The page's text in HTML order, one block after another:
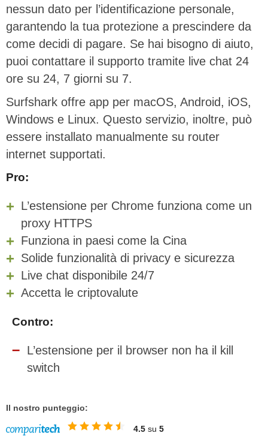
nessun dato per l’identificazione personale,
garantendo la tua protezione a prescindere da
come decidi di pagare. Se hai bisogno di aiuto,
puoi contattare il supporto tramite live chat 24
ore su 24, 7 giorni su 7.
Surfshark offre app per macOS, Android, iOS,
Windows e Linux. Questo servizio, inoltre, può
essere installato manualmente su router
internet supportati.
Pro:
L’estensione per Chrome funziona come un
proxy HTTPS
Funziona in paesi come la Cina
Solide funzionalità di privacy e sicurezza
Live chat disponibile 24/7
Accetta le criptovalute
Contro:
L’estensione per il browser non ha il kill
switch
Il nostro punteggio:
4.5 su 5